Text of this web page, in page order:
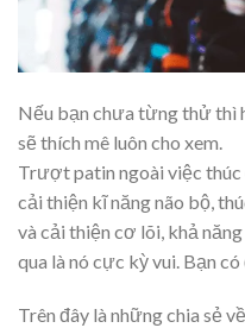
Nếu bạn chưa từng thử thì
sẽ thích mê luôn cho xem.
Trượt patin ngoài việc thúc
cải thiện kĩ năng não bộ,
và cải thiện cơ lõi, khả
qua là nó cực kỳ vui. Bạn có
Trên đây là những chia sẻ